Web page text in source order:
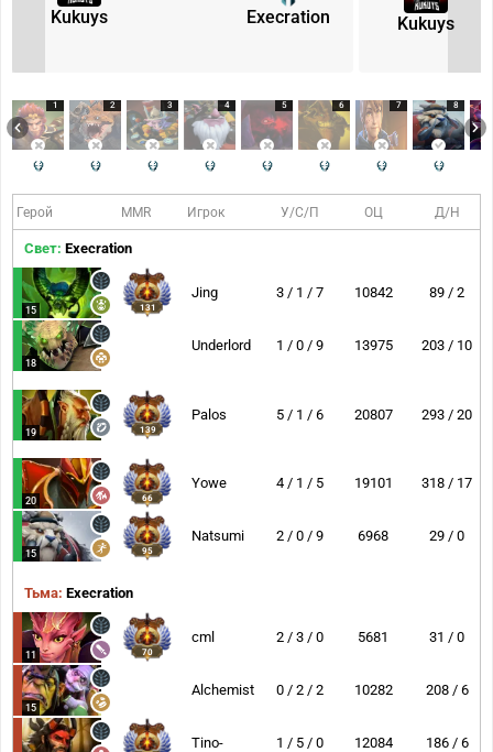
Kukuys Execration Kukuys
1 2 3 4 5 6 7 8
Герой MMR Игрок У/С/П ОЦ Д/Н
Свет: Execration
15 131
Jing 3 / 1 / 7 10842 89 / 2
18
Underlord 1 / 0 / 9 13975 203 / 10
19 139
Palos 5 / 1 / 6 20807 293 / 20
20 66
Yowe 4 / 1 / 5 19101 318 / 17
15 95
Natsumi 2 / 0 / 9 6968 29 / 0
Тьма: Execration
11 70
cml 2 / 3 / 0 5681 31 / 0
15
Alchemist 0 / 2 / 2 10282 208 / 6
Tino- 1 / 5 / 0 12084 186 / 6